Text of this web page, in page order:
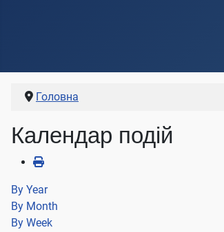
Головна
Календар подій
By Year
By Month
By Week